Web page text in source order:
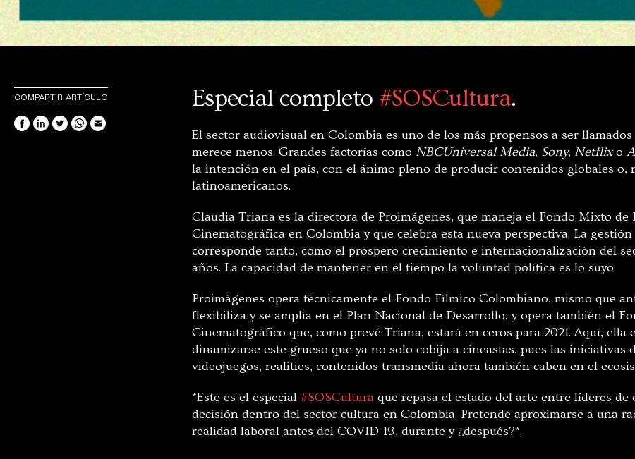
Especial completo #SOSCultura.
El sector audiovisual en Colombia es uno de los más propensos a ser
merece menos. Grandes factorías como NBCUniversal Media, Sony, Netflixo
la intención en el país, con el ánimo pleno de producir contenidos globales o,
latinoamericanos.
Claudia Triana es la directora de Proimágenes, que maneja el Fondo Mixto de
Cinematográfica en Colombia y que celebra esta nueva perspectiva. La
corresponde tanto, como el próspero crecimiento e internacionalización del
años. La capacidad de mantener en el tiempo la voluntad política es lo suyo.
Proimágenes opera técnicamente el Fondo Fílmico Colombiano, mismo que
flexibiliza y se amplía en el Plan Nacional de Desarrollo, y opera también el
Cinematográfico que, como prevé Triana, estará en ceros para 2021. Aquí, ella
dinamizarse este grueso que ya no solo cobija a cineastas, pues las iniciativas
videojuegos, realities, contenidos transmedia ahora también caben en el
*Este es el especial #SOSCultura que repasa el estado del arte entre líderes
decisión dentro del sector cultura en Colombia. Pretende aproximarse a una
realidad laboral antes del COVID-19, durante y ¿después?*.
COMPARTIR ARTÍCULO